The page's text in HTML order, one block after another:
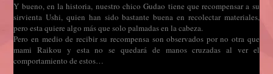
Y bueno, en la historia, nuestro chico Gudao tiene que recompensar a su
sirvienta Ushi, quien han sido bastante buena en recolectar materiales,
pero esta quiere algo más que solo palmadas en la cabeza.
Pero en medio de recibir su recompensa son observados por no otra que
mami Raikou y esta no se quedará de manos cruzadas al ver el
comportamiento de estos…